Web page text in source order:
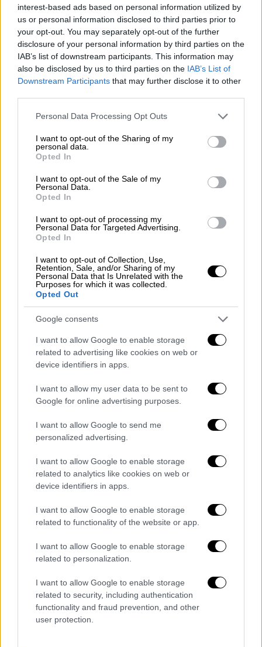
interest-based ads based on personal information utilized by
us or personal information disclosed to third parties prior to
your opt-out. You may separately opt-out of the further
disclosure of your personal information by third parties on the
IAB’s list of downstream participants. This information may
also be disclosed by us to third parties on the IAB’s List of
Downstream Participants that may further disclose it to other
Please note that this website/app uses one or more Google
not limited to your visit or usage behaviour. You may click to
grant or deny consent to Google and its third-party tags to
use your data for below specified purposes in below Google
consent section.
Personal Data Processing Opt Outs
I want to opt-out of the Sharing of my
personal data.
Opted In
I want to opt-out of the Sale of my
Personal Data.
Opted In
I want to opt-out of processing my
Personal Data for Targeted Advertising.
Opted In
I want to opt-out of Collection, Use,
Retention, Sale, and/or Sharing of my
Personal Data that Is Unrelated with the
Purposes for which it was collected.
Opted Out
Google consents
I want to allow Google to enable storage
related to advertising like cookies on web or
device identifiers in apps.
I want to allow my user data to be sent to
Google for online advertising purposes.
I want to allow Google to send me
personalized advertising.
I want to allow Google to enable storage
related to analytics like cookies on web or
device identifiers in apps.
I want to allow Google to enable storage
related to functionality of the website or app.
I want to allow Google to enable storage
related to personalization.
I want to allow Google to enable storage
related to security, including authentication
functionality and fraud prevention, and other
user protection.
Πολιτική|14.07.2026 05:40
Αλυσιδωτές αντιδράσεις μετά την
αλλαγή σκυτάλης στην Κουμουνδούρου -
Όλα τα βλέμματα στην ΚΟ
Την Τετάρτη αναμένεται η εκλογή του νέου
γραμματέα ενώ ακολουθεί η επανένταξη
απέναντι στη Ρένα Δούρου στη μάχη για την
προεδρία της Κοινοβουλευτικής Ομάδας -
Προ των πυλών και νέες αποχωρήσεις
βουλευτών
«Έκρηξη» στην Κουμουνδούρου με
συνεδρίαση της Πολιτικής Γραμματείας
του ΣΥΡΙΖΑ
Η μάχη για την απαρτία, οι αιχμές των
παραιτηθέντων κατά της εσωκομματικής
«τρόικας» και η απόφαση για την κάθοδο
στις εκλογές - «Βεβαίως» υποψήφιος για
την προεδρία δηλώνει ο Πολάκης